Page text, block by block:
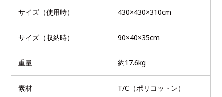
サイズ（使用時） 430×430×310cm
サイズ（収納時） 90×40×35cm
重量 約17.6kg
素材 T/C（ポリコットン）